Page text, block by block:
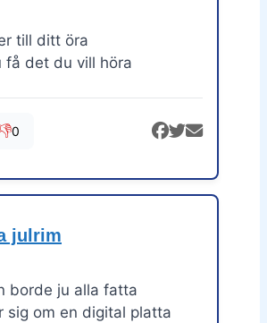
till ditt öra
få det du vill höra
0
julrim
borde ju alla fatta
sig om en digital platta